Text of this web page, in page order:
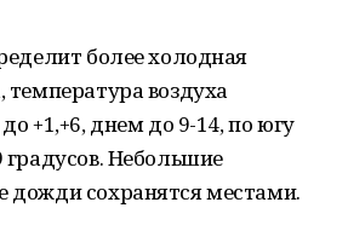
более холодная
воздуха
+1,+6, днем до 9-14, по югу
Небольшие
дожди сохранятся местами.